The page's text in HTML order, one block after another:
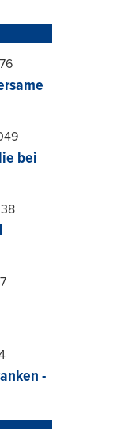
bei
-